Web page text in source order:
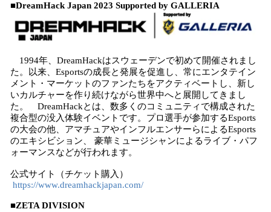
■DreamHack Japan 2023 Supported by GALLERIA
1994年、DreamHackはスウェーデンで初めて開催されまし
た。以来、Esportsの成長と発展を促進し、常にエンタテイン
メント・マーケットのファンたちをアクティベートし、新し
いカルチャーを作り続けながら世界中へと展開してきまし
た。 DreamHackとは、数多くのコミュニティで構成された
複合型の没入体験イベントです。プロ選手が参加するEsports
の大会の他、アマチュアやインフルエンサーらによるEsports
のエキシビション、 豪華ミュージシャンによるライブ・パフ
ォーマンスなどが行われます。
公式サイト（チケット購入）
https://www.dreamhackjapan.com/
■ZETA DIVISION